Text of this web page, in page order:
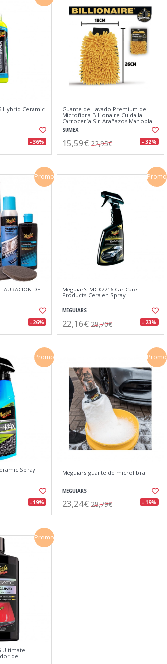
Hybrid Ceramic
- 36%
Guante de Lavado Premium de
Microfibra Billionaire Cuida la
Carrocería Sin Arañazos Manopla
de Secado y Lavado 26x18 cm
SUMEX
15,59€ 22,95€ - 32%
Promo
DE
- 26%
Promo
Meguiar's MG07716 Car Care
Products Cera en Spray
MEGUIARS
22,16€ 28,70€ - 23%
Promo
Spray
- 19%
Promo
Meguiars guante de microfibra
MEGUIARS
23,24€ 28,79€ - 19%
Promo
Ultimate
de